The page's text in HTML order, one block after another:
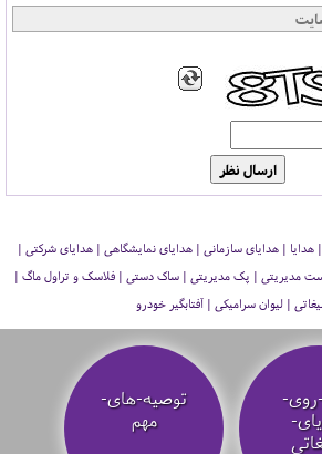
| هدایا | هدایای سازمانی | هدایای نمایشگاهی | هدایای شرکتی |
مدیریتی | پک مدیریتی | ساک دستی | فلاسک و تراول ماگ |
| لیوان سرامیکی | آفتابگیر خودرو
توصیه‌-های-
مهم